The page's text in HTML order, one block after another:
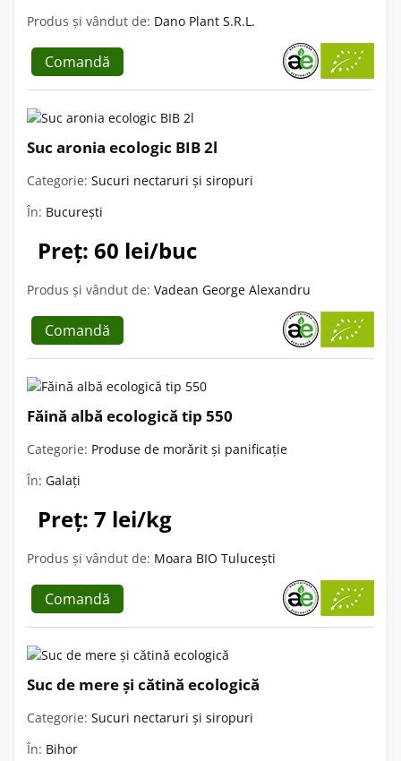
Produs și vândut de: Dano Plant S.R.L.
Comandă
Suc aronia ecologic BIB 2l
Categorie: Sucuri nectaruri și siropuri
În: București
Preț: 60 lei/buc
Produs și vândut de: Vadean George Alexandru
Comandă
Făină albă ecologică tip 550
Categorie: Produse de morărit și panificație
În: Galați
Preț: 7 lei/kg
Produs și vândut de: Moara BIO Tulucești
Comandă
Suc de mere și cătină ecologică
Categorie: Sucuri nectaruri și siropuri
În: Bihor